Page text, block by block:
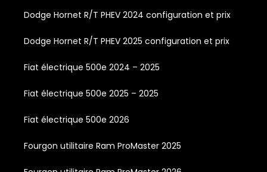
Dodge Hornet R/T PHEV 2024 configuration et prix
Dodge Hornet R/T PHEV 2025 configuration et prix
Fiat électrique 500e 2024 – 2025
Fiat électrique 500e 2025 – 2025
Fiat électrique 500e 2026
Fourgon utilitaire Ram ProMaster 2025